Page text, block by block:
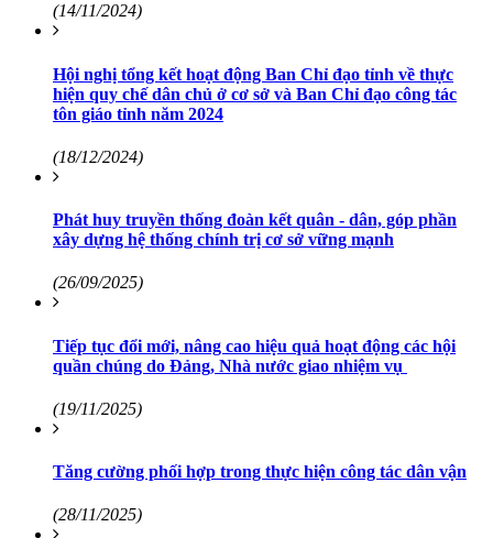
(14/11/2024)
Hội nghị tổng kết hoạt động Ban Chỉ đạo tỉnh về thực
hiện quy chế dân chủ ở cơ sở và Ban Chỉ đạo công tác
tôn giáo tỉnh năm 2024
(18/12/2024)
Phát huy truyền thống đoàn kết quân - dân, góp phần
xây dựng hệ thống chính trị cơ sở vững mạnh
(26/09/2025)
Tiếp tục đổi mới, nâng cao hiệu quả hoạt động các hội
quần chúng do Đảng, Nhà nước giao nhiệm vụ
(19/11/2025)
Tăng cường phối hợp trong thực hiện công tác dân vận
(28/11/2025)